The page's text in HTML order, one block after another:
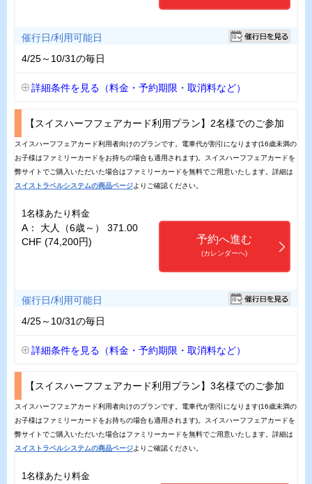
催行日/利用可能日
4/25～10/31の毎日
詳細条件を見る（料金・予約期限・取消料など）
【スイスハーフフェアカード利用プラン】2名様でのご参加
スイスハーフフェアカード利用者向けのプランです。電車代が割引になります(16歳未満の
お子様はファミリーカードをお持ちの場合も適用されます)。スイスハーフフェアカードを
弊サイトでご購入いただいた場合はファミリーカードを無料でご用意いたします。詳細は
スイストラベルシステムの商品ページよりご確認ください。
1名様あたり料金
A： 大人（6歳～） 371.00
CHF (74,200円)
予約へ進む
(カレンダーへ)
催行日/利用可能日
4/25～10/31の毎日
詳細条件を見る（料金・予約期限・取消料など）
【スイスハーフフェアカード利用プラン】3名様でのご参加
スイスハーフフェアカード利用者向けのプランです。電車代が割引になります(16歳未満の
お子様はファミリーカードをお持ちの場合も適用されます)。スイスハーフフェアカードを
弊サイトでご購入いただいた場合はファミリーカードを無料でご用意いたします。詳細は
スイストラベルシステムの商品ページよりご確認ください。
1名様あたり料金